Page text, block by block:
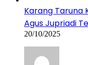
Karang Taruna
Agus Jupriadi
20/10/2025